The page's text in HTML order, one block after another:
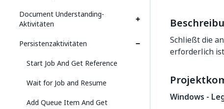
Document Understanding-
Aktivitäten
Persistenzaktivitäten
Start Job And Get Reference
Wait for Job and Resume
Add Queue Item And Get
Schließt die
erforderlich
Windows -